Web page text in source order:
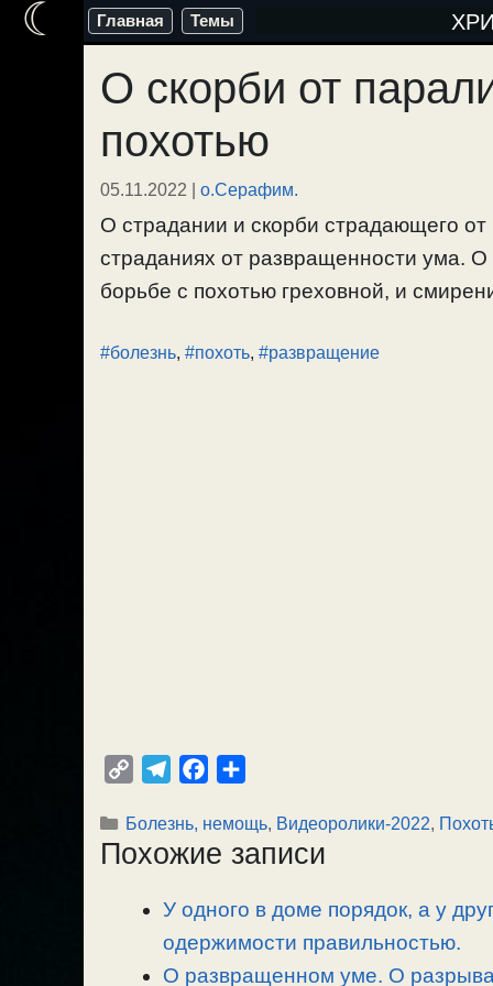
Перейти
содержимому
Главная Темы
О скорби от
похотью
05.11.2022 | о.Серафим.
О страдании и скорби страдающего
страданиях от развращенности ума.
борьбе с похотью греховной, и
#болезнь, #похоть, #развращение
p
y
l
e
r
a
m
c
e
o
o
k
п
р
в
и
т
Рубрики
Болезнь, немощь, Видеоролики-2022,
Похожие записи
У одного в доме порядок, а у
одержимости правильностью.
О развращенном уме. О
☾